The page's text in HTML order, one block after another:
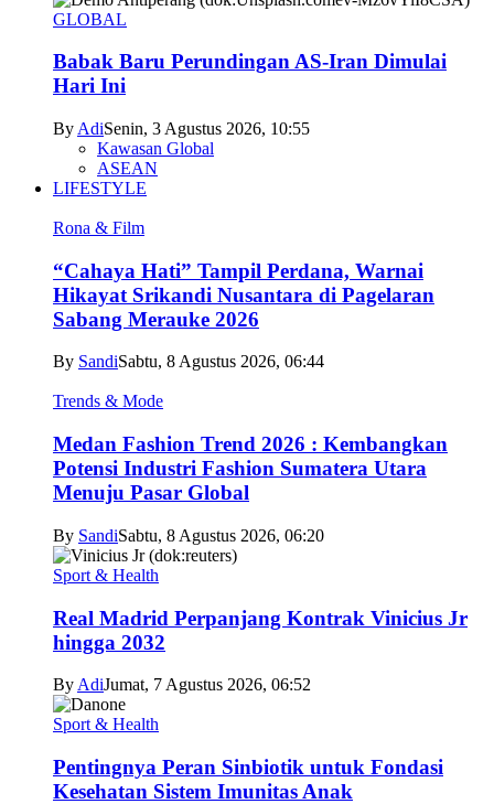
GLOBAL
Babak Baru Perundingan AS-Iran Dimulai
Hari Ini
By AdiSenin, 3 Agustus 2026, 10:55
Kawasan Global
ASEAN
LIFESTYLE
Rona & Film
“Cahaya Hati” Tampil Perdana, Warnai
Hikayat Srikandi Nusantara di Pagelaran
Sabang Merauke 2026
By SandiSabtu, 8 Agustus 2026, 06:44
Trends & Mode
Medan Fashion Trend 2026 : Kembangkan
Potensi Industri Fashion Sumatera Utara
Menuju Pasar Global
By SandiSabtu, 8 Agustus 2026, 06:20
Sport & Health
Real Madrid Perpanjang Kontrak Vinicius Jr
hingga 2032
By AdiJumat, 7 Agustus 2026, 06:52
Sport & Health
Pentingnya Peran Sinbiotik untuk Fondasi
Kesehatan Sistem Imunitas Anak